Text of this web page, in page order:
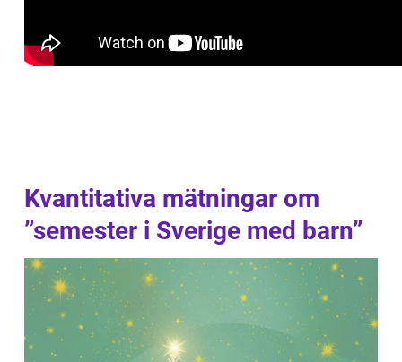
Kvantitativa mätningar om
”semester i Sverige med barn”